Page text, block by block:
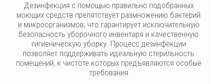
Дезинфекция с помощью правильно подобранных
моющих средств препятствует размножению бактерий
и микроорганизмов, что гарантирует исключительную
безопасность уборочного инвентаря и качественную
гигиеническую уборку. Процесс дезинфекции
позволяет поддерживать идеальную стерильность
помещений, к чистоте которых предъявляются особые
требования